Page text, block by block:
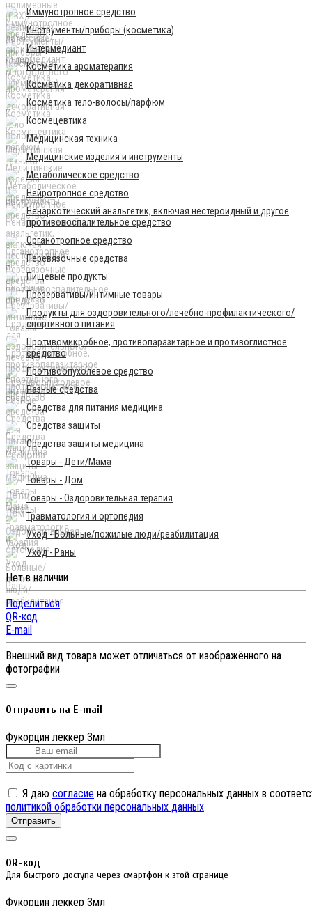
Иммунотропное средство
Инструменты/приборы (косметика)
Интермедиант
Косметика ароматерапия
Косметика декоративная
Косметика тело-волосы/парфюм
Космецевтика
Медицинская техника
Медицинские изделия и инструменты
Метаболическое средство
Нейротропное средство
Ненаркотический анальгетик, включая нестероидный и другое
противовоспалительное средство
Органотропное средство
Перевязочные средства
Пищевые продукты
Презервативы/интимные товары
Продукты для оздоровительного/лечебно-профилактического/
спортивного питания
Противомикробное, противопаразитарное и противоглистное
средство
Противоопухолевое средство
Разные средства
Средства для питания медицина
Средства защиты
Средства защиты медицина
Товары - Дети/Мама
Товары - Дом
Товары - Оздоровительная терапия
Травматология и ортопедия
Уход - Больные/пожилые люди/реабилитация
Уход - Раны
Нет в наличии
Поделиться
QR-код
E-mail
Внешний вид товара может отличаться от изображённого на
фотографии
Отправить на E-mail
Фукорцин леккер 3мл
Я даю согласие на обработку персональных данных в
политикой обработки персональных данных
Отправить
QR-код
Для быстрого доступа через смартфон к этой странице
Фукорцин леккер 3мл